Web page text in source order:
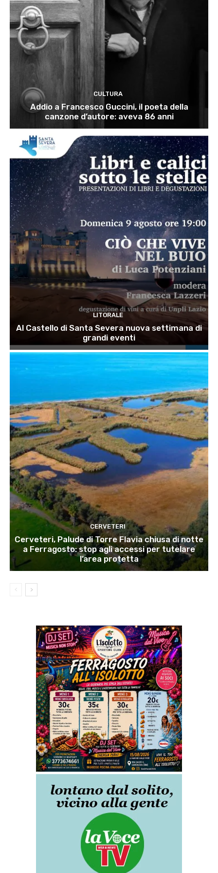
CULTURA
Addio a Francesco Guccini, il poeta della
canzone d’autore: aveva 86 anni
LITORALE
Al Castello di Santa Severa nuova settimana di
grandi eventi
CERVETERI
Cerveteri, Palude di Torre Flavia chiusa di notte
a Ferragosto: stop agli accessi per tutelare
l’area protetta